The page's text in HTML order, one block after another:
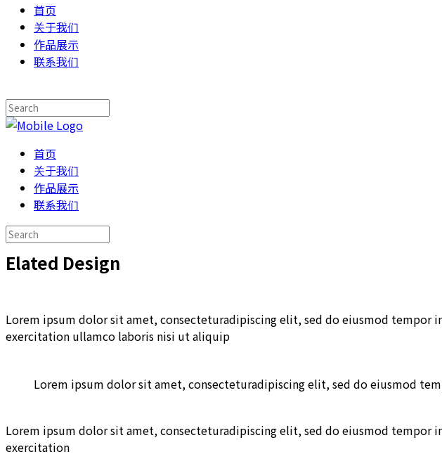
首页
关于我们
作品展示
联系我们
首页
关于我们
作品展示
联系我们
Elated Design
Lorem ipsum dolor sit amet, consecteturadipiscing elit, sed do eiusmod
exercitation ullamco laboris nisi ut aliquip
Lorem ipsum dolor sit amet, consecteturadipiscing elit, sed do eiusmod
Lorem ipsum dolor sit amet, consecteturadipiscing elit, sed do eiusmod
exercitation